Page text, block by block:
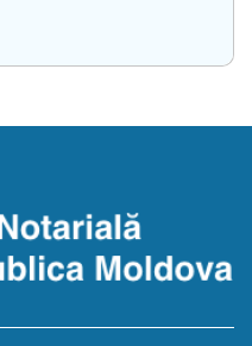
cet. BOSÎNCEANU
cod personal
mii douăzeci și unu/.